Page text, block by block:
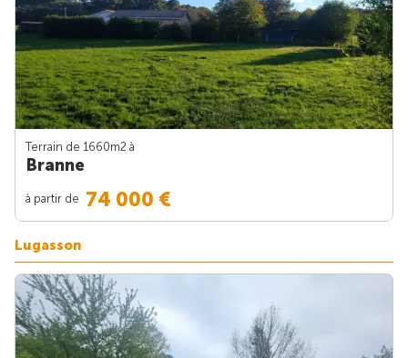
Terrain de 1660m2 à
Branne
à partir de 74 000 €
Lugasson